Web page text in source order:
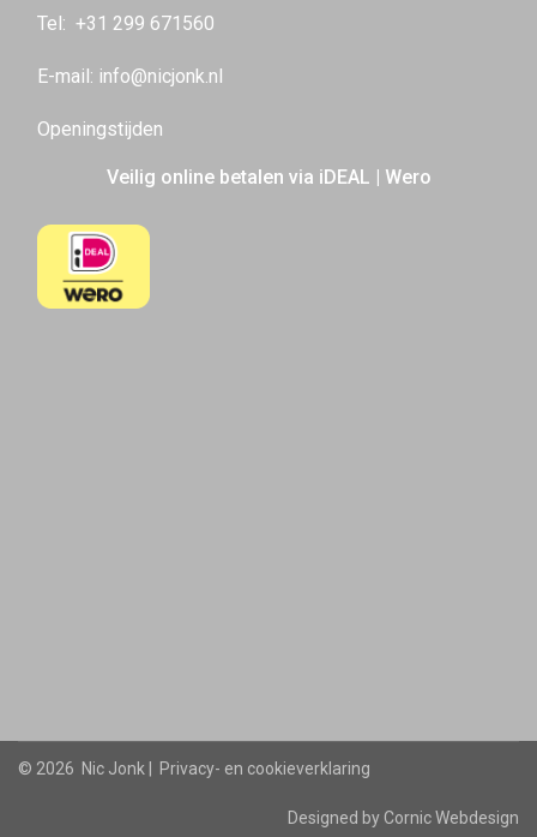
Tel:+31 299 671560
E-mail: info@nicjonk.nl
Openingstijden
Veilig online betalen via iDEAL | Wero
© 2026 Nic Jonk | Privacy- en cookieverklaring
Designed by Cornic Webdesign